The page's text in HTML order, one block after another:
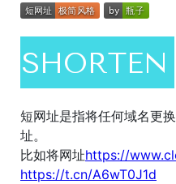
短网址是指将任何域名更
址。
比如将网址https://
https://t.cn/A6wT0J1d